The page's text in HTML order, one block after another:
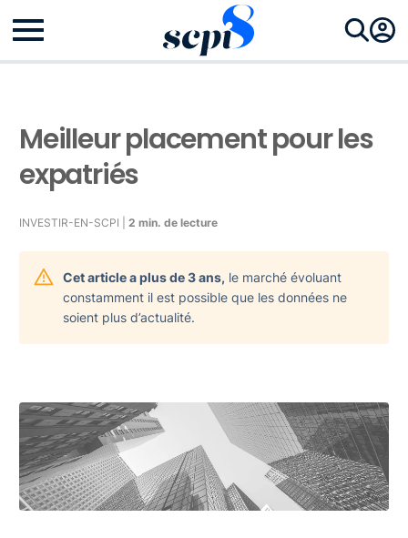
Meilleur placement pour les
expatriés
INVESTIR-EN-SCPI | 2 min. de lecture
Cet article a plus de 3 ans, le marché évoluant
constamment il est possible que les données ne
soient plus d’actualité.